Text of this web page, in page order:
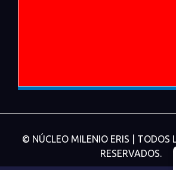
© NÚCLEO MILENIO ERIS | TODOS
RESERVADOS.